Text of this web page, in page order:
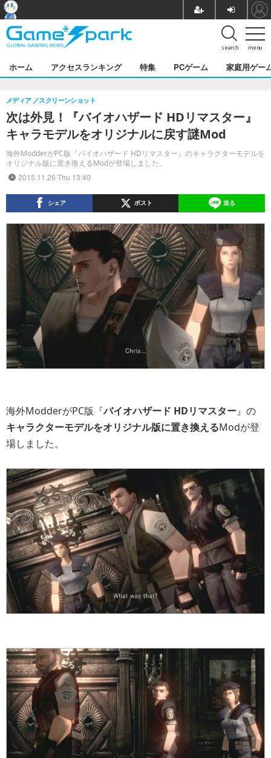
menu
search
ホーム アクセスランキング 特集 PCゲーム 家庭用ゲー
次は外見！『バイオハザード HDリマスター』
キャラモデルをオリジナルに戻す謎Mod
海外ModderがPC版『バイオハザード HDリマスター』のキャラクターモデルを
オリジナル版に置き換えるModが登場しました。
メディア スクリーンショット
2015.11.26 Thu 13:40
シェア ポスト 送る
海外ModderがPC版『バイオハザード HDリマスター』の
キャラクターモデルをオリジナル版に置き換えるModが登
場しました。